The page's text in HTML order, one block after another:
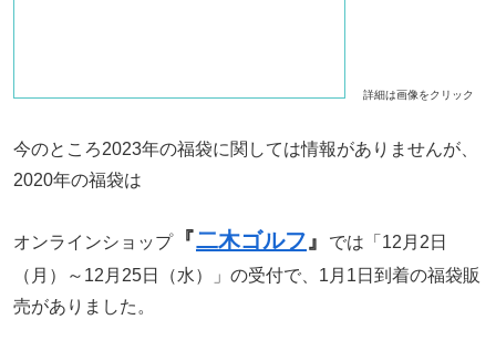
詳細は画像をクリック
今のところ2023年の福袋に関しては情報がありませんが、
2020年の福袋は
オンラインショップ『二木ゴルフ』
では「12月2日
（月）～12月25日（水）」の受付で、1月1日到着の福袋販
売がありました。